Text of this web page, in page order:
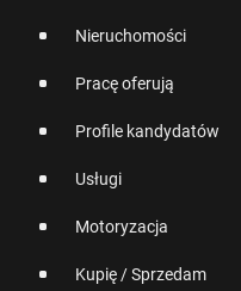
Nieruchomości
Pracę oferują
Profile kandydatów
Usługi
Motoryzacja
Kupię / Sprzedam